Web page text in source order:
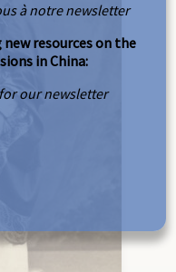
à notre newsletter
resources on the
in China:
our newsletter